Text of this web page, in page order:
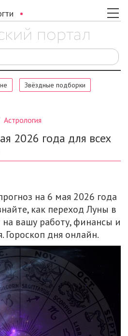
Звёздные подборки
Астрология
2026 года для всех
на 6 мая 2026 года
как переход Луны в
вашу работу, финансы и
дня онлайн.